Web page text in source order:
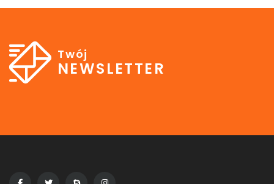
Twój
NEWSLETTER